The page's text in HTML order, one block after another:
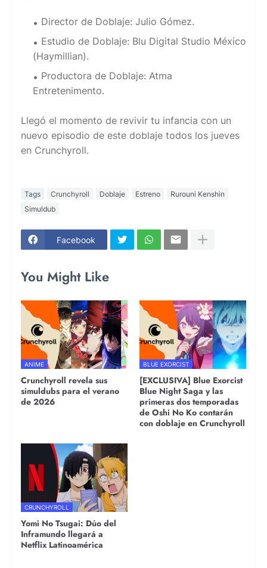
Director de Doblaje: Julio Gómez.
Estudio de Doblaje: Blu Digital Studio México
(Haymillian).
Productora de Doblaje: Atma
Entretenimento.
Llegó el momento de revivir tu infancia con un
nuevo episodio de este doblaje todos los jueves
en Crunchyroll.
Tags Crunchyroll Doblaje Estreno
Rurouni Kenshin
Simuldub
Facebook
You Might Like
ANIME
Crunchyroll revela sus
simuldubs para el verano
de 2026
BLUE EXORCIST
[EXCLUSIVA] Blue Exorcist
Blue Night Saga y las
primeras dos temporadas
de Oshi No Ko contarán
con doblaje en Crunchyroll
CRUNCHYROLL
Yomi No Tsugai: Dúo del
Inframundo llegará a
Netflix Latinoamérica